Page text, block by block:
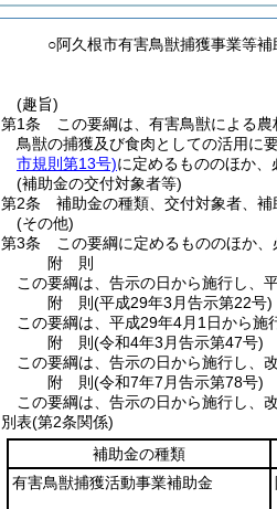
○阿久根市有害鳥獣捕獲事業等補
(趣旨)
第1条
この要綱は、有害鳥獣による
鳥獣の捕獲及び食肉としての活用に
市規則第13号)に定めるもののほか、
(補助金の交付対象者等)
第2条
補助金の種類、交付対象者、補
(その他)
第3条
この要綱に定めるもののほか
附 則
この要綱は、告示の日から施行し、
附 則(平成29年3月告示第22号)
この要綱は、平成29年4月1日から施
附 則(令和4年3月告示第47号)
この要綱は、告示の日から施行し、
附 則(令和7年7月告示第78号)
この要綱は、告示の日から施行し、
別表(第2条関係)
補助金の種類
有害鳥獣捕獲活動事業補助金